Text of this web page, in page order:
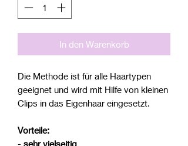
In den Warenkorb
Die Methode ist für alle Haartypen
geeignet und wird mit Hilfe von kleinen
Clips in das Eigenhaar eingesetzt.
Vorteile:
- sehr vielseitig